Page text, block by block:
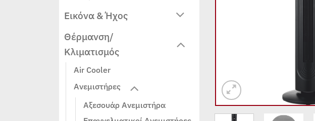
Εικόνα & Ήχος
Θέρμανση/
Κλιματισμός
Air Cooler
Ανεμιστήρες
Αξεσουάρ Ανεμιστήρα